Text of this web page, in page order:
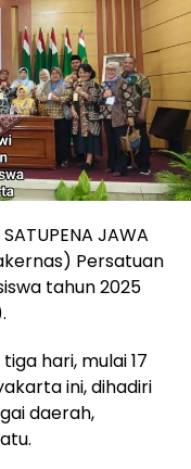
JAWA
Persatuan
tahun 2025
hari, mulai 17
ini, dihadiri
daerah,